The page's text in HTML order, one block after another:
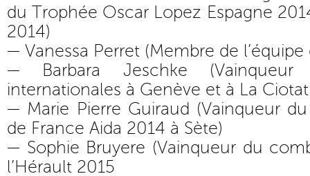
du Trophée Oscar Lopez Espagne
2014)
— Vanessa Perret (Membre de l’équipe
— Barbara Jeschke (Vainqueur
internationales à Genève et à La
— Marie Pierre Guiraud (Vainqueur
de France Aida 2014 à Sète)
— Sophie Bruyere (Vainqueur du
l’Hérault 2015